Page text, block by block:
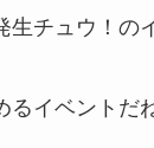
生チュウ！の
イベントだ